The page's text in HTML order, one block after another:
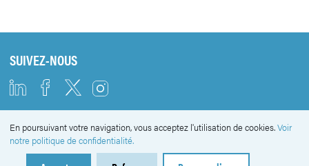
SUIVEZ-NOUS
NEWSLETTER
En poursuivant votre navigation, vous acceptez l'utilisation de cookies.Voir
notre politique de confidentialité.